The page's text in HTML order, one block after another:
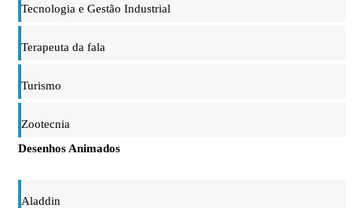
Tecnologia e Gestão Industrial
Terapeuta da fala
Turismo
Zootecnia
Desenhos Animados
Aladdin